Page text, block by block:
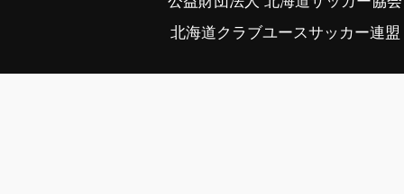
北海道クラブユースサッカー連盟